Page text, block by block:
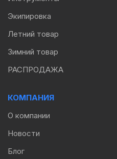
Экипировка
Летний товар
Зимний товар
РАСПРОДАЖА
КОМПАНИЯ
О компании
Новости
Блог